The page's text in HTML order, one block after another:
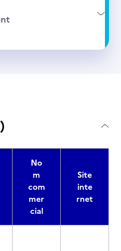
No
m
com
mer
cial
Site
inte
rnet